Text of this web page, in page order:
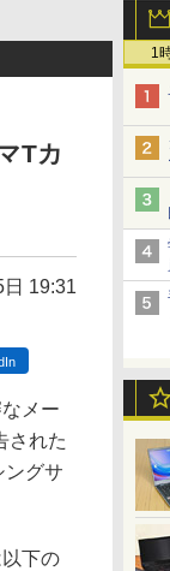
1
Tカ
19:31
メー
された
ングサ
下の